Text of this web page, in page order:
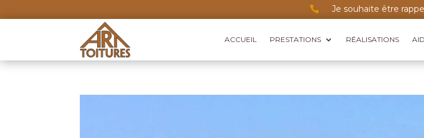
 Je souhaite être
ACCUEIL PRESTATIONS RÉALISATIONS